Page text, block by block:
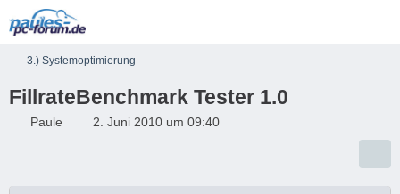
3.) Systemoptimierung
FillrateBenchmark Tester 1.0
Paule 2. Juni 2010 um 09:40